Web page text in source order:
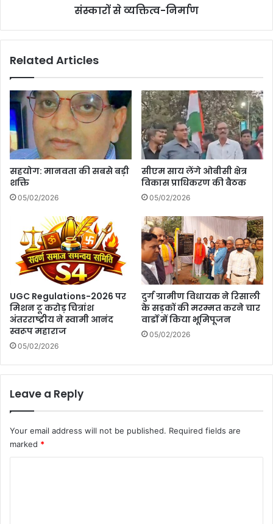
संस्कारों से व्यक्तित्व-निर्माण
Related Articles
सहयोग: मानवता की सबसे बड़ी
शक्ति
05/02/2026
सीएम साय लेंगे ओबीसी क्षेत्र
विकास प्राधिकरण की बैठक
05/02/2026
UGC Regulations-2026 पर
मिशन टू करोड़ चित्रांश
अंतरराष्ट्रीय ने स्वामी आनंद
स्वरूप महाराज
05/02/2026
दुर्ग ग्रामीण विधायक ने रिसाली
के सड़कों की मरम्मत करने चार
वार्डो में किया भूमिपूजन
05/02/2026
Leave a Reply
Your email address will not be published. Required fields are
marked *